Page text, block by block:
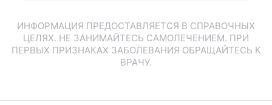
ИНФОРМАЦИЯ ПРЕДОСТАВЛЯЕТСЯ В СПРАВОЧНЫХ
ЦЕЛЯХ. НЕ ЗАНИМАЙТЕСЬ САМОЛЕЧЕНИЕМ. ПРИ
ПЕРВЫХ ПРИЗНАКАХ ЗАБОЛЕВАНИЯ ОБРАЩАЙТЕСЬ К
ВРАЧУ.